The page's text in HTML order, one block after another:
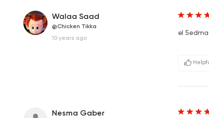
Walaa Saad
@Chicken Tikka
10 years ago
el
Nesma Gaber